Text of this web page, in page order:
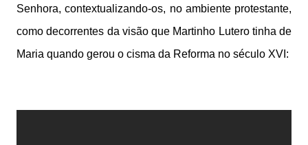
Senhora, contextualizando-os, no ambiente protestante,
como decorrentes da visão que Martinho Lutero tinha de
Maria quando gerou o cisma da Reforma no século XVI: